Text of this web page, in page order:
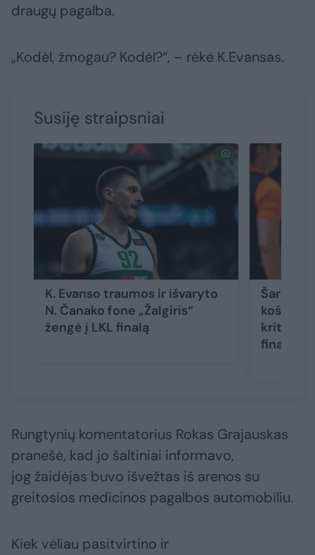
draugų pagalba.
„Kodėl, žmogau? Kodėl?“, – rėkė K.Evansas.
Susiję straipsniai
K. Evanso traumos ir išvaryto
N. Čanako fone „Žalgiris“
žengė į LKL finalą
Šaro
krito ir
finale
Rungtynių komentatorius Rokas Grajauskas
pranešė, kad jo šaltiniai informavo,
jog žaidėjas buvo išvežtas iš arenos su
greitosios medicinos pagalbos automobiliu.
Kiek vėliau pasitvirtino ir